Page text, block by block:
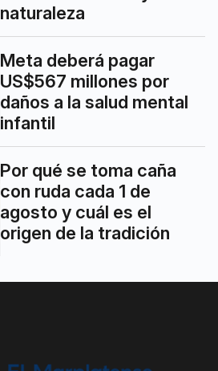
naturaleza
Meta deberá pagar
US$567 millones por
daños a la salud mental
infantil
Por qué se toma caña
con ruda cada 1 de
agosto y cuál es el
origen de la tradición